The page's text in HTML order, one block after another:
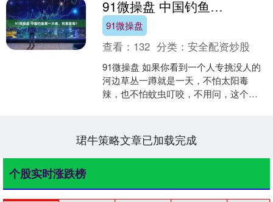
断。作为中国旅游行业难以....
91微操盘 中国钓鱼第一大省，究竟是谁？
91微操盘
查看： 132 分类：安全配资炒股
91微操盘 如果你看到一个人专挑没人的
河边草丛一蹲就是一天，不怕太阳毒
辣，也不怕蚊虫叮咬，不用问，这个人
珺牛策略文章已加载完成
个股实时涨跌榜